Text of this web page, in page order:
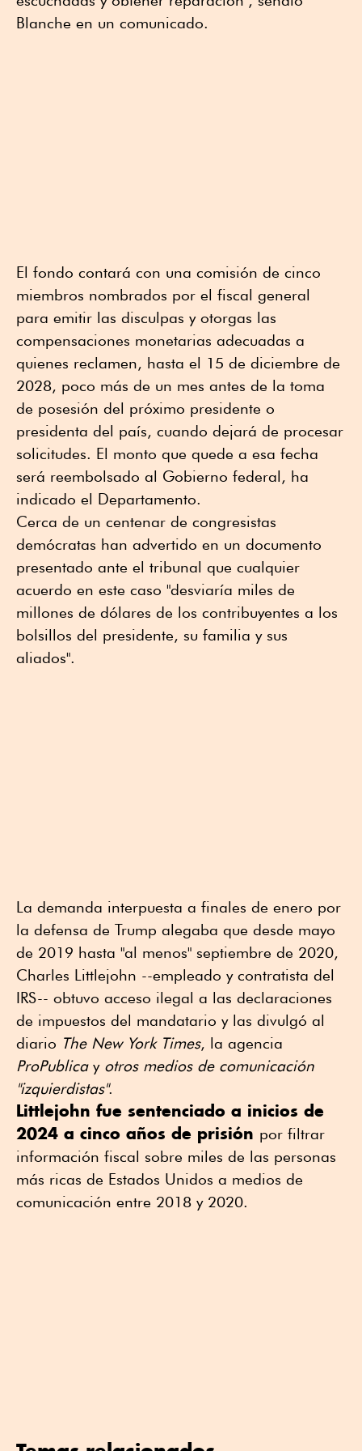
Blanche en un comunicado.
El fondo contará con una comisión de cinco
miembros nombrados por el fiscal general
para emitir las disculpas y otorgas las
compensaciones monetarias adecuadas a
quienes reclamen, hasta el 15 de diciembre de
2028, poco más de un mes antes de la toma
de posesión del próximo presidente o
presidenta del país, cuando dejará de procesar
solicitudes. El monto que quede a esa fecha
será reembolsado al Gobierno federal, ha
indicado el Departamento.
Cerca de un centenar de congresistas
demócratas han advertido en un documento
presentado ante el tribunal que cualquier
acuerdo en este caso "desviaría miles de
millones de dólares de los contribuyentes a los
bolsillos del presidente, su familia y sus
aliados".
La demanda interpuesta a finales de enero por
la defensa de Trump alegaba que desde mayo
de 2019 hasta "al menos" septiembre de 2020,
Charles Littlejohn --empleado y contratista del
IRS-- obtuvo acceso ilegal a las declaraciones
de impuestos del mandatario y las divulgó al
diario The New York Times, la agencia
ProPublicay otros medios de comunicación
"izquierdistas".
Littlejohn fue sentenciado a inicios de
2024 a cinco años de prisión por filtrar
información fiscal sobre miles de las personas
más ricas de Estados Unidos a medios de
comunicación entre 2018 y 2020.